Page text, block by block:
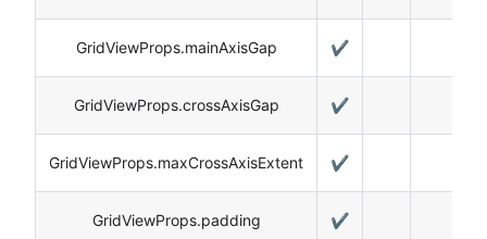
GridViewProps.mainAxisGap ✔️
GridViewProps.crossAxisGap ✔️
GridViewProps.maxCrossAxisExtent ✔️
GridViewProps.padding ✔️